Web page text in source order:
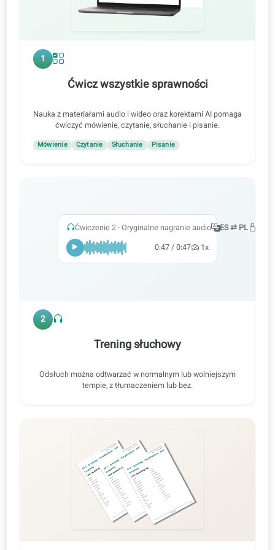
Ćwicz wszystkie sprawności
Nauka z materiałami audio i wideo oraz korektami AI pomaga
ćwiczyć mówienie, czytanie, słuchanie i pisanie.
Ćwiczenie 2 · Oryginalne nagranie audio
Trening słuchowy
Odsłuch można odtwarzać w normalnym lub wolniejszym